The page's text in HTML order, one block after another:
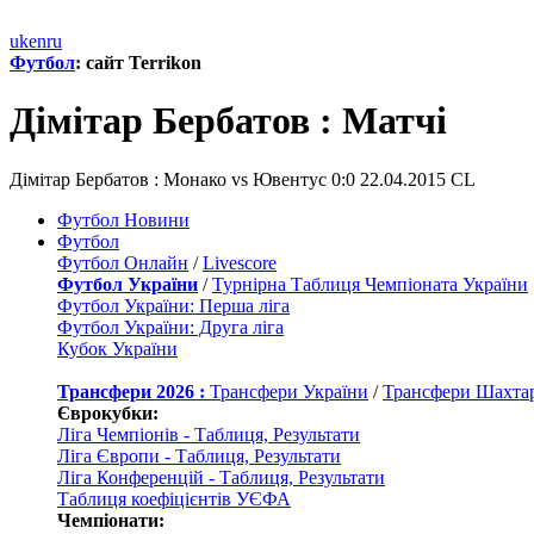
ukenru
Футбол: сайт Terrikon
Дiмiтар Бербатов : Матчi
Дiмiтар Бербатов : Монако vs Ювентус 0:0 22.04.2015 CL
Футбол Новини
Футбол
Футбол Онлайн /Livescore
Футбол України /Турнірна Таблиця Чемпіоната України
Футбол України: Перша ліга
Футбол України: Друга ліга
Кубок України
Трансфери 2026 : Трансфери України /Трансфери
Єврокубки:
Ліга Чемпіонів - Таблиця, Результати
Ліга Європи - Таблиця, Результати
Ліга Конференцій - Таблиця, Результати
Таблиця коефіцієнтів УЄФА
Чемпіонати: